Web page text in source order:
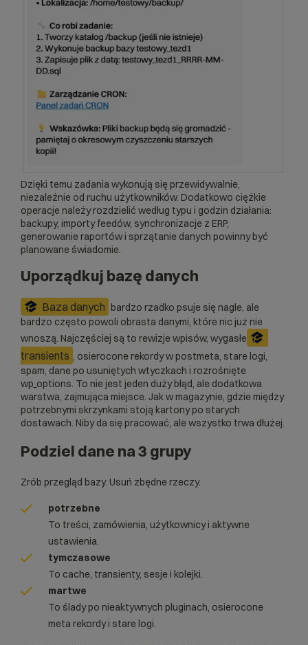
Dzięki temu zadania wykonują się przewidywalnie,
niezależnie od ruchu użytkowników. Dodatkowo ciężkie
operacje należy rozdzielić według typu i godzin działania:
backupy, importy feedów, synchronizacje z ERP,
generowanie raportów i sprzątanie danych powinny być
planowane świadomie.
Uporządkuj bazę danych
Baza danych
bardzo rzadko psuje się nagle, ale
bardzo często powoli obrasta danymi, które nic już nie
wnoszą. Najczęściej są to rewizje wpisów, wygasłe
transients , osierocone rekordy w postmeta, stare logi,
spam, dane po usuniętych wtyczkach i rozrośnięte
wp_options. To nie jest jeden duży błąd, ale dodatkowa
warstwa, zajmująca miejsce. Jak w magazynie, gdzie między
potrzebnymi skrzynkami stoją kartony po starych
dostawach. Niby da się pracować, ale wszystko trwa dłużej.
Podziel dane na 3 grupy
Zrób przegląd bazy. Usuń zbędne rzeczy.
potrzebne
To treści, zamówienia, użytkownicy i aktywne
ustawienia.
tymczasowe
To cache, transienty, sesje i kolejki.
martwe
To ślady po nieaktywnych pluginach, osierocone
meta rekordy i stare logi.